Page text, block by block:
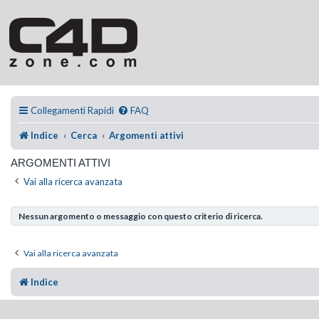
Collegamenti Rapidi FAQ
Indice Cerca Argomenti attivi
ARGOMENTI ATTIVI
Vai alla ricerca avanzata
Nessun argomento o messaggio con questo criterio di ricerca.
Vai alla ricerca avanzata
Indice